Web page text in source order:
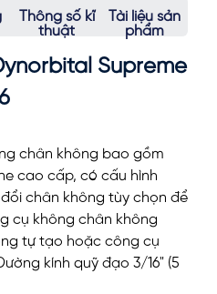
Thông số kĩ
thuật
Tài liệu sản
phẩm
Supreme
chân không bao gồm
cao cấp, có cấu hình
chân không tùy chọn để
cụ không chân không
tự tạo hoặc công cụ
kính quỹ đạo 3/16" (5